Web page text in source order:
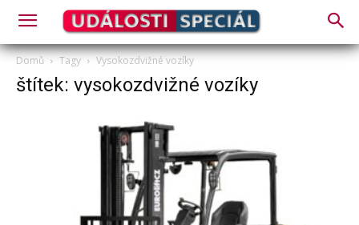
Domů Tagy Vysokozdvižné vozíky
štítek: vysokozdvižné vozíky